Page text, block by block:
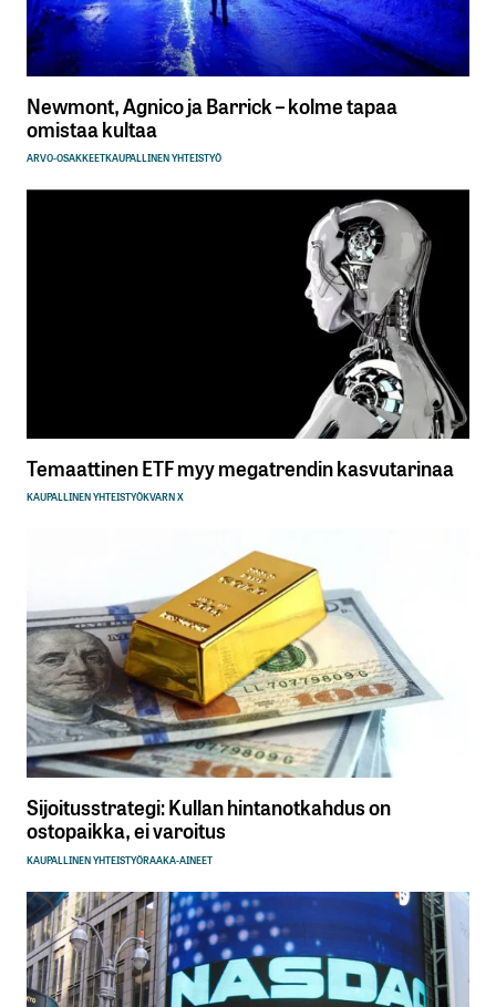
Newmont, Agnico ja Barrick – kolme tapaa
omistaa kultaa
ARVO-OSAKKEETKAUPALLINEN YHTEISTYÖ
Temaattinen ETF myy megatrendin kasvutarinaa
KAUPALLINEN YHTEISTYÖKVARN X
Sijoitusstrategi: Kullan hintanotkahdus on
ostopaikka, ei varoitus
KAUPALLINEN YHTEISTYÖRAAKA-AINEET